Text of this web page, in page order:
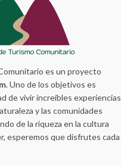
es un proyecto
. Uno de los objetivos es
de vivir increíbles experiencias
y las comunidades
de la riqueza en la cultura
esperemos que disfrutes cada